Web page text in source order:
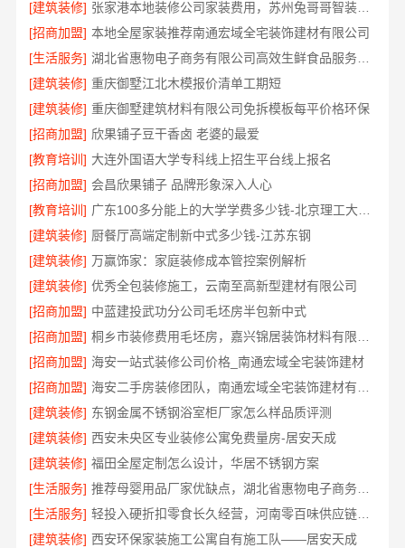
[建筑装修]
张家港本地装修公司家装费用，苏州兔哥哥智装新材料有限公司透明报价
[招商加盟] 本地全屋家装推荐南通宏域全宅装饰建材有限公司
[生活服务]
湖北省惠物电子商务有限公司高效生鲜食品服务商价格一览
[建筑装修] 重庆御墅江北木模报价清单工期短
[建筑装修] 重庆御墅建筑材料有限公司免拆模板每平价格环保
[招商加盟] 欣果铺子豆干香卤 老婆的最爱
[教育培训] 大连外国语大学专科线上招生平台线上报名
[招商加盟] 会昌欣果铺子 品牌形象深入人心
[教育培训]
广东100多分能上的大学学费多少钱-北京理工大学珠海学院继教院
[建筑装修] 厨餐厅高端定制新中式多少钱-江苏东钢
[建筑装修] 万赢饰家：家庭装修成本管控案例解析
[建筑装修] 优秀全包装修施工，云南至高新型建材有限公司
[招商加盟] 中蓝建投武功分公司毛坯房半包新中式
[招商加盟]
[招商加盟] 海安一站式装修公司价格_南通宏域全宅装饰建材
[招商加盟]
[建筑装修] 东钢金属不锈钢浴室柜厂家怎么样品质评测
[建筑装修] 西安未央区专业装修公寓免费量房-居安天成
[建筑装修] 福田全屋定制怎么设计，华居不锈钢方案
[生活服务]
推荐母婴用品厂家优缺点，湖北省惠物电子商务有限公司甄选
[生活服务]
轻投入硬折扣零食长久经营，河南零百味供应链有限公司打造持久收益
[建筑装修] 西安环保家装施工公寓自有施工队——居安天成